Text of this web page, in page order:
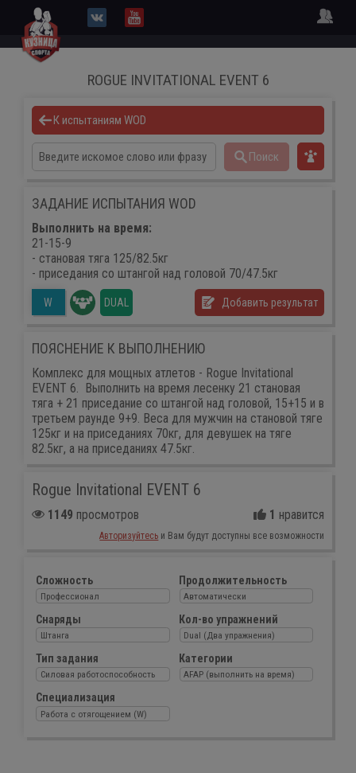
ROGUE INVITATIONAL EVENT 6
К испытаниям WOD
Поиск
ЗАДАНИЕ ИСПЫТАНИЯ WOD
Выполнить на время:
21-15-9
- становая тяга 125/82.5кг
- приседания со штангой над головой 70/47.5кг
W DUAL Добавить результат
ПОЯСНЕНИЕ К ВЫПОЛНЕНИЮ
Комплекс для мощных атлетов - Rogue Invitational
EVENT 6. Выполнить на время лесенку 21 становая
тяга + 21 приседание со штангой над головой, 15+15 и в
третьем раунде 9+9. Веса для мужчин на становой тяге
125кг и на приседаниях 70кг, для девушек на тяге
82.5кг, а на приседаниях 47.5кг.
Rogue Invitational EVENT 6
1149 просмотров 1 нравится
Авторизуйтесь и Вам будут доступны все возможности
Сложность
Профессионал
Снаряды
Штанга
Тип задания
Силовая работоспособность
Специализация
Работа с отягощением (W)
Продолжительность
Автоматически
Кол-во упражнений
Dual (Два упражнения)
Категории
AFAP (выполнить на время)